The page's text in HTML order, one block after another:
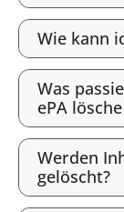
Wie kann
Was
ePA
Werden
gelöscht?